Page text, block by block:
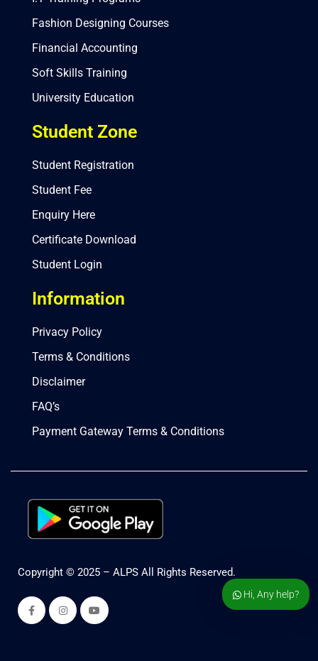
Fashion Designing Courses
Financial Accounting
Soft Skills Training
University Education
Student Zone
Student Registration
Student Fee
Enquiry Here
Certificate Download
Student Login
Information
Privacy Policy
Terms & Conditions
Disclaimer
FAQ’s
Payment Gateway Terms & Conditions
Copyright © 2025 – ALPS All Rights Reserved.
Hi, Any help?